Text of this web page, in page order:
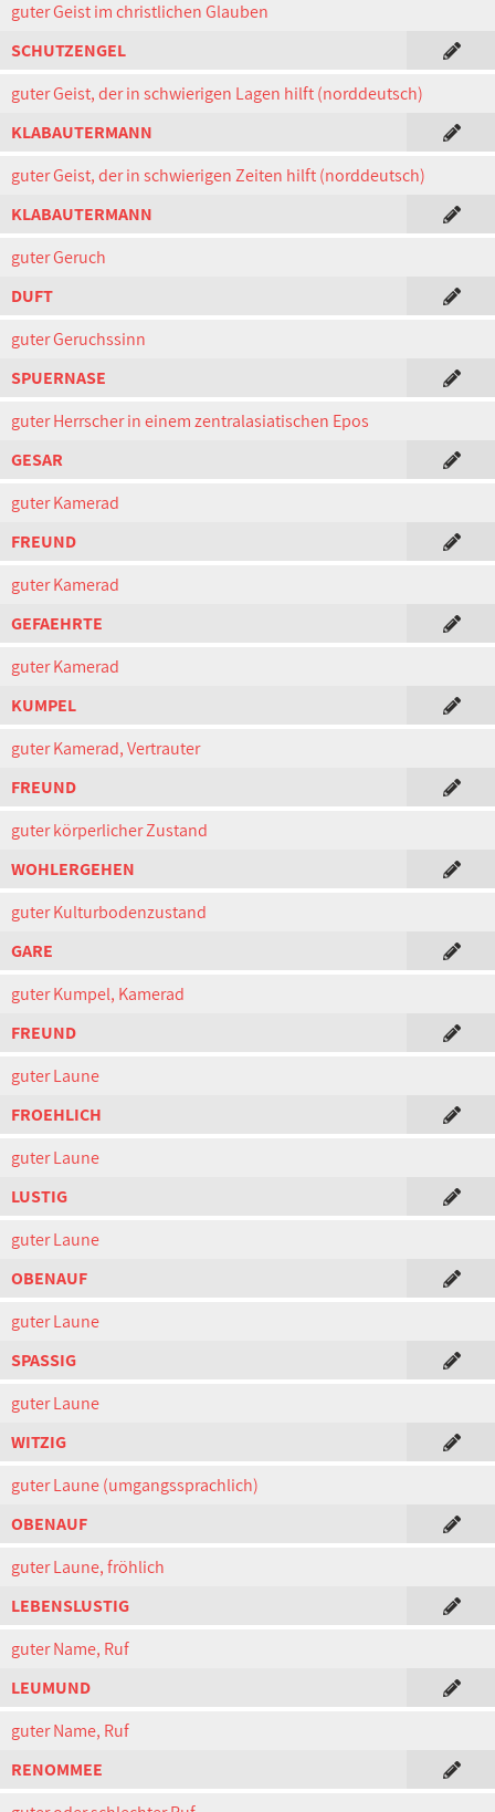
guter Geist im christlichen Glauben
SCHUTZENGEL
guter Geist, der in schwierigen Lagen hilft (norddeutsch)
KLABAUTERMANN
guter Geist, der in schwierigen Zeiten hilft (norddeutsch)
KLABAUTERMANN
guter Geruch
DUFT
guter Geruchssinn
SPUERNASE
guter Herrscher in einem zentralasiatischen Epos
GESAR
guter Kamerad
FREUND
guter Kamerad
GEFAEHRTE
guter Kamerad
KUMPEL
guter Kamerad, Vertrauter
FREUND
guter körperlicher Zustand
WOHLERGEHEN
guter Kulturbodenzustand
GARE
guter Kumpel, Kamerad
FREUND
guter Laune
FROEHLICH
guter Laune
LUSTIG
guter Laune
OBENAUF
guter Laune
SPASSIG
guter Laune
WITZIG
guter Laune (umgangssprachlich)
OBENAUF
guter Laune, fröhlich
LEBENSLUSTIG
guter Name, Ruf
LEUMUND
guter Name, Ruf
RENOMMEE